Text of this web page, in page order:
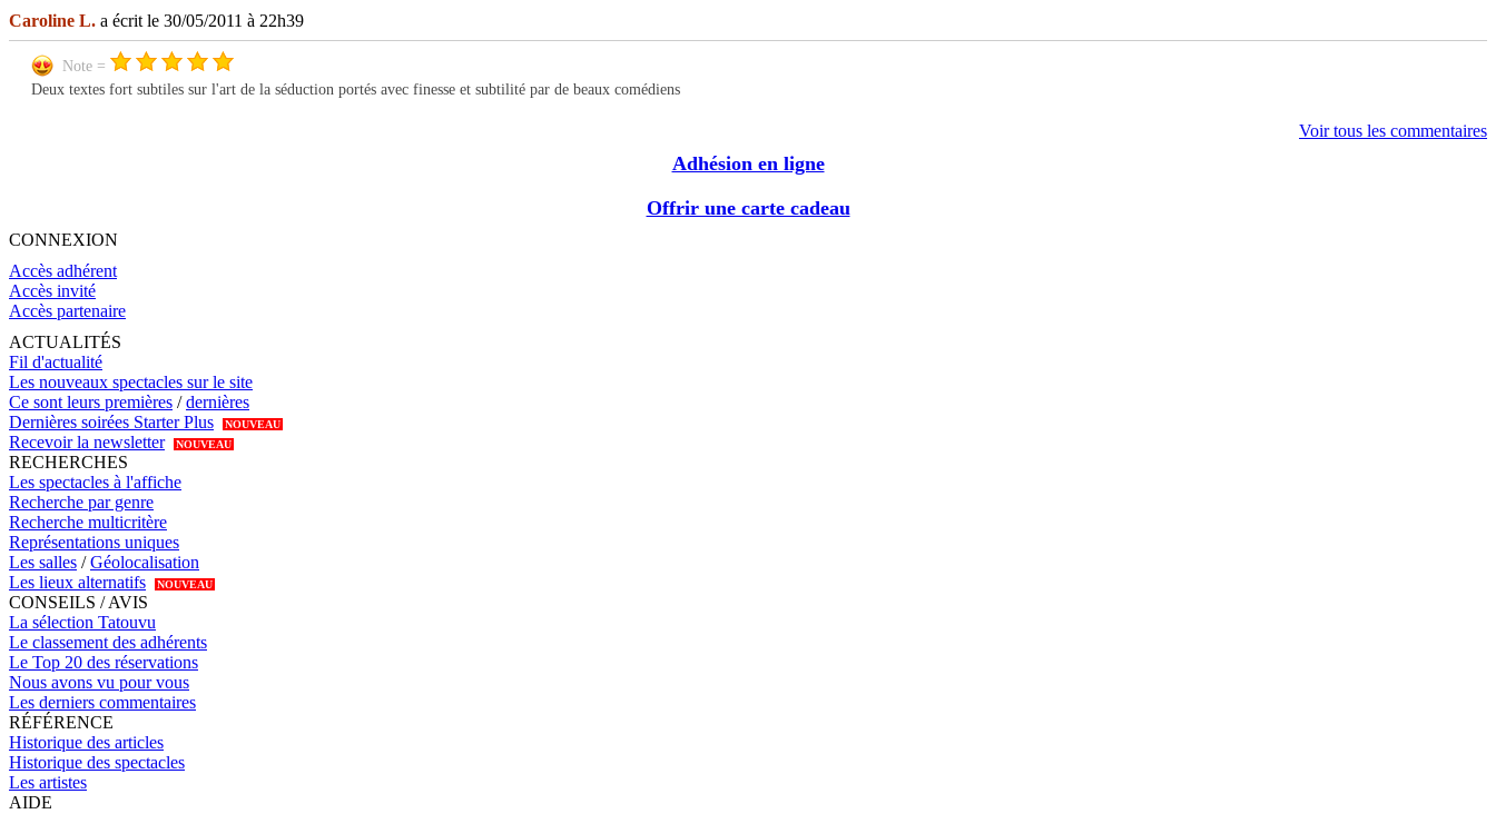
Caroline L. a écrit le 30/05/2011 à 22h39
Note =
Deux textes fort subtiles sur l'art de la séduction portés avec finesse et subtilité par de beaux comédiens
Voir tous les commentaires
Adhésion en ligne
Offrir une carte cadeau
CONNEXION
Accès adhérent
Accès invité
Accès partenaire
ACTUALITÉS
Fil d'actualité
Les nouveaux spectacles sur le site
Ce sont leurs premières /dernières
Dernières soirées Starter Plus
NOUVEAU
Recevoir la newsletter NOUVEAU
RECHERCHES
Les spectacles à l'affiche
Recherche par genre
Recherche multicritère
Représentations uniques
Les salles /Géolocalisation
Les lieux alternatifs
NOUVEAU
CONSEILS / AVIS
La sélection Tatouvu
Le classement des adhérents
Le Top 20 des réservations
Nous avons vu pour vous
Les derniers commentaires
RÉFÉRENCE
Historique des articles
Historique des spectacles
Les artistes
AIDE